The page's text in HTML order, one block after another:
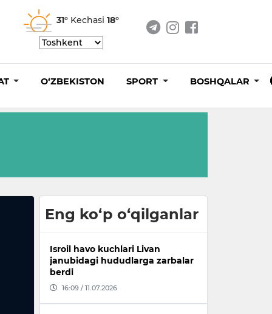
31° Kechasi 18°
O‘ZBEKISTON SPORT BOSHQALAR
Eng ko‘p o‘qilganlar
Isroil havo kuchlari Livan
janubidagi hududlarga zarbalar
berdi
16:09 / 11.07.2026